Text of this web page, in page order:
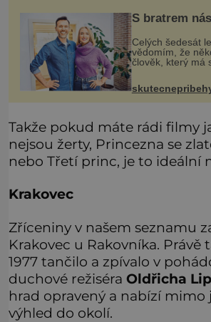
S bratrem
Celých šedesát
vědomím, že
člověk, který má
Jen jsem si už
jeho tvář. Byli
jsme s mým o
Takže pokud máte rádi filmy
nejsou žerty, Princezna se
nebo Třetí princ, je to ideální
Krakovec
Zříceniny v našem seznamu
Krakovec u Rakovníka. Právě
1977 tančilo a zpívalo v
duchové režiséra Oldřicha
hrad opravený a nabízí mimo
výhled do okolí.